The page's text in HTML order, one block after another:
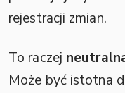
rejestracji zmian.
To raczej
Może być istotna